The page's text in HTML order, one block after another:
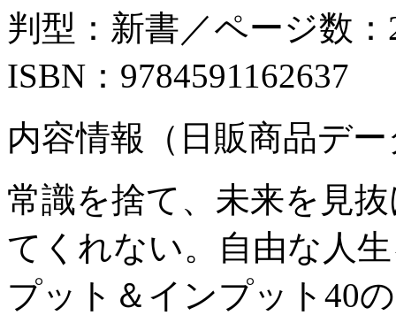
判型：新書／ページ数：
ISBN：9784591162637
内容情報（日販商品デ
常識を捨て、未来を見
てくれない。自由な人
プット＆インプット40